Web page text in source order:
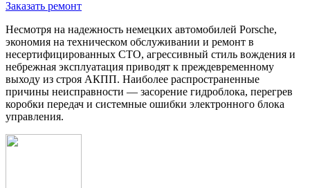
Заказать ремонт
Несмотря на надежность немецких автомобилей Porsche,
экономия на техническом обслуживании и ремонт в
несертифицированных СТО, агрессивный стиль вождения и
небрежная эксплуатация приводят к преждевременному
выходу из строя АКПП. Наиболее распространенные
причины неисправности — засорение гидроблока, перегрев
коробки передач и системные ошибки электронного блока
управления.